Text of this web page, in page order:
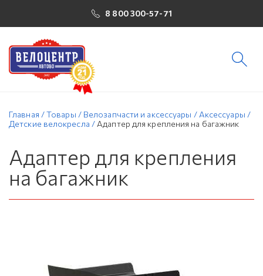
8 800 300-57-71
Главная /Товары / Велозапчасти и аксессуары / Аксессуары /
Детские велокресла / Адаптер для крепления на багажник
Адаптер для крепления
на багажник